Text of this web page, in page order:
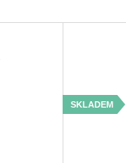
SKLADEM